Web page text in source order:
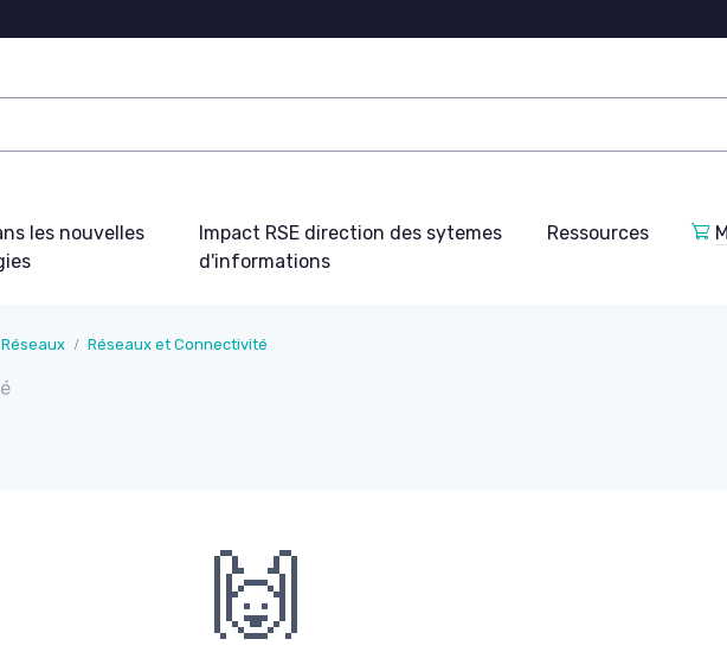
les nouvelles
Impact RSE direction des sytemes
d'informations
Ressources
Réseaux et Connectivité
🙌